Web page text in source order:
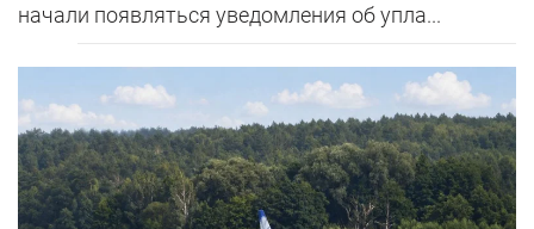
начали появляться уведомления об упла...